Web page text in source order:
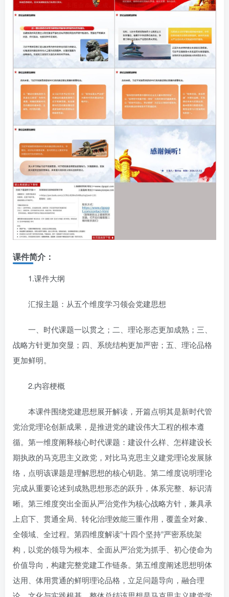
课件简介：
1.课件大纲
汇报主题：从五个维度学习领会党建思想
一、时代课题一以贯之；二、理论形态更加成熟；三、
战略方针更加突显；四、系统结构更加严密；五、理论品格
更加鲜明。
2.内容梗概
本课件围绕党建思想展开解读，开篇点明其是新时代管
党治党理论创新成果，是推进党的建设伟大工程的根本遵
循。第一维度阐释核心时代课题：建设什么样、怎样建设长
期执政的马克思主义政党，对比马克思主义建党理论发展脉
络，点明该课题是理解思想的核心钥匙。第二维度说明理论
完成从重要论述到成熟思想形态的跃升，体系完整、标识清
晰。第三维度突出全面从严治党作为核心战略方针，兼具承
上启下、贯通全局、转化治理效能三重作用，覆盖全对象、
全领域、全过程。第四维度解读”十四个坚持”严密系统架
构，以党的领导为根本、全面从严治党为抓手、初心使命为
价值导向，构建完整党建工作链条。第五维度阐述思想明体
达用、体用贯通的鲜明理论品格，立足问题导向，融合理